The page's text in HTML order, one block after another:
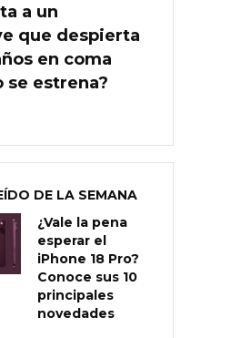
a un
que despierta
en coma
se estrena?
DE LA SEMANA
¿Vale la pena
esperar el
iPhone 18 Pro?
Conoce sus 10
principales
novedades